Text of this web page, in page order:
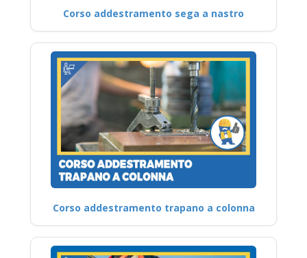
Corso addestramento sega a nastro
Corso addestramento trapano a colonna